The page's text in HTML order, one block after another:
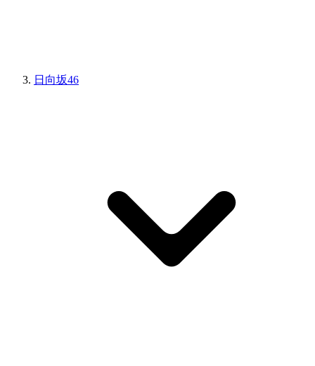
日向坂46